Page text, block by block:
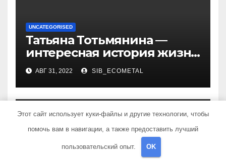
UNCATEGORISED
Татьяна Тотьмянина —
интересная история жизни
российской фигуристки
АВГ 31, 2022 SIB_ECOMETAL
Удовиченко актриса
Этот сайт использует куки-файлы и другие технологии, чтобы
помочь вам в навигации, а также предоставить лучший
пользовательский опыт. OK